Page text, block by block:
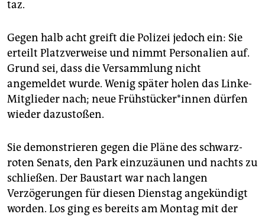
taz.
Gegen halb acht greift die Polizei jedoch ein: Sie
erteilt Platzverweise und nimmt Personalien auf.
Grund sei, dass die Versammlung nicht
angemeldet wurde. Wenig später holen das Linke-
Mitglieder nach; neue Früh­stü­ck­e­r*in­nen dürfen
wieder dazustoßen.
Sie demonstrieren gegen die Pläne des schwarz-
roten Senats, den Park einzuzäunen und nachts zu
schließen. Der Baustart war nach langen
Verzögerungen für diesen Dienstag angekündigt
worden. Los ging es bereits am Montag mit der